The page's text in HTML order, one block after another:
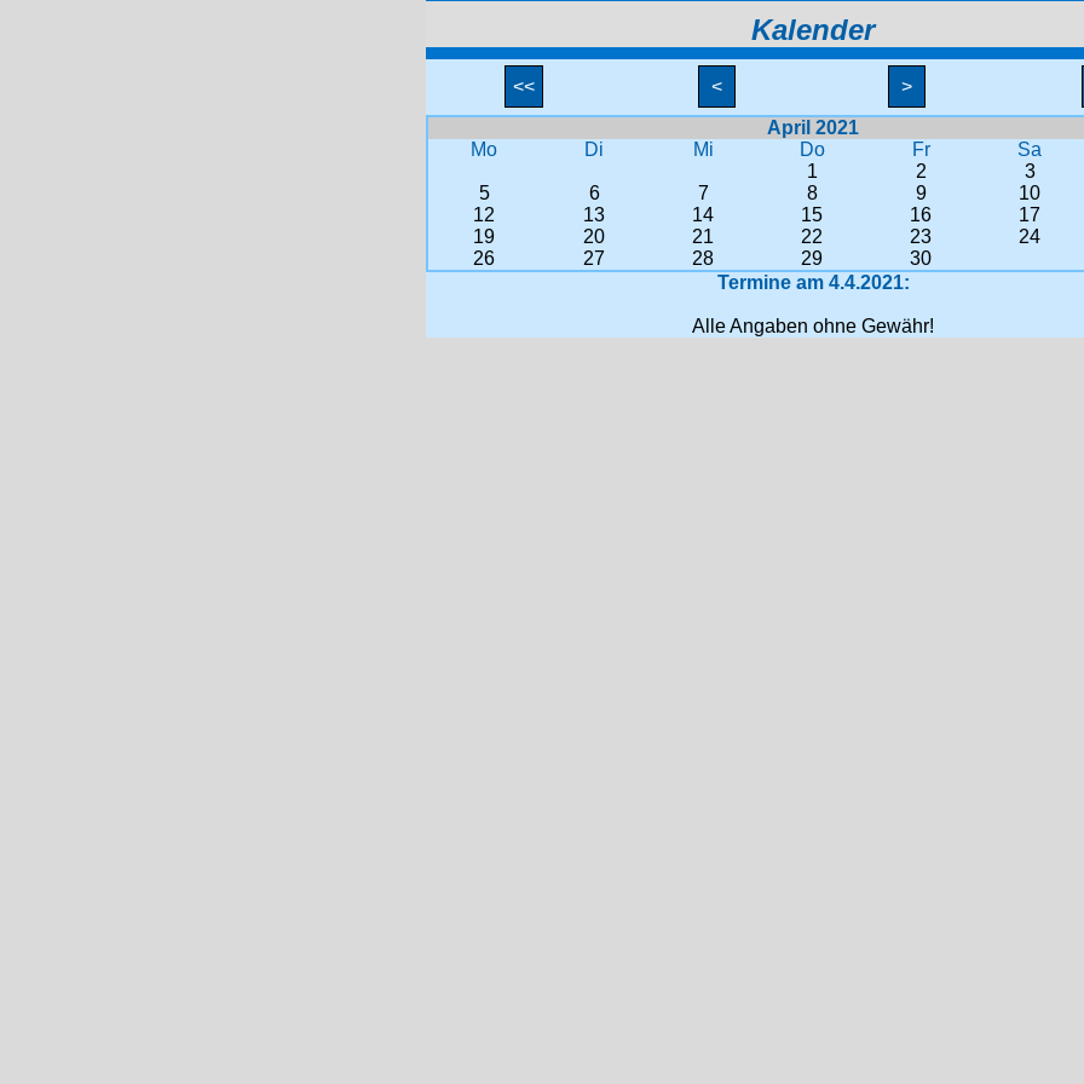
Kalender
<< < >
April 2021
Mo
Di Mi Do Fr Sa
1
2 3
5
6 7 8 9 10
12
13 14 15 16 17
19
20 21 22 23 24
26
27 28 29
30
Termine am 4.4.2021:
Alle Angaben ohne Gewähr!